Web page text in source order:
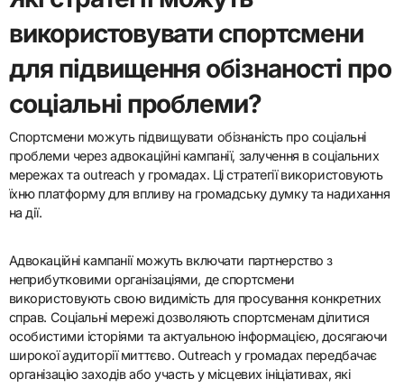
Спортсмени можуть ефективно взаємодіяти зі своїми
громадами, використовуючи свою платформу для адвокації,
налагоджуючи стосунки та беручи участь у місцевих
ініціативах. Вони можуть створювати обізнаність про соціальні
співпрацювати з організаціями для вирішення потреб громади.
сприяючи відчуттю приналежності та підтримки серед фанатів.
Які стратегії можуть
для підвищення обізнаності про
соціальні проблеми?
Спортсмени можуть підвищувати обізнаність про соціальні
проблеми через адвокаційні кампанії, залучення в соціальних
мережах та outreach у громадах. Ці стратегії використовують